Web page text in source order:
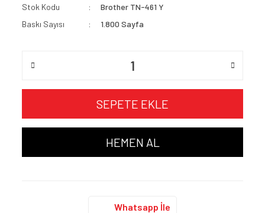
Stok Kodu
Brother TN-461 Y
Baskı Sayısı
1.800 Sayfa
SEPETE EKLE
HEMEN AL
Whatsapp İle